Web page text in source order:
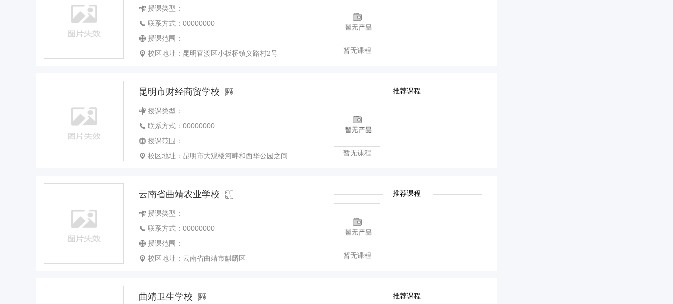
授课类型：
联系方式：00000000
授课范围：
校区地址：昆明官渡区小板桥镇义路村2号
暂无课程
昆明市财经商贸学校
授课类型：
联系方式：00000000
授课范围：
校区地址：昆明市大观楼河畔和西华公园之间
推荐课程
暂无课程
云南省曲靖农业学校
授课类型：
联系方式：00000000
授课范围：
校区地址：云南省曲靖市麒麟区
推荐课程
暂无课程
曲靖卫生学校 推荐课程